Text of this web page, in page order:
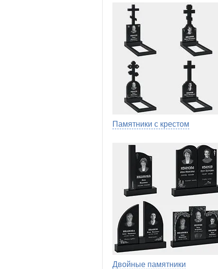
Памятники с крестом
Двойные памятники